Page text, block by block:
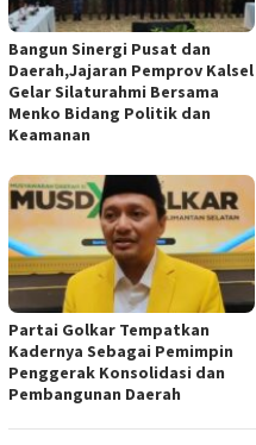
Bangun Sinergi Pusat dan
Daerah,Jajaran Pemprov Kalsel
Gelar Silaturahmi Bersama
Menko Bidang Politik dan
Keamanan
Partai Golkar Tempatkan
Kadernya Sebagai Pemimpin
Penggerak Konsolidasi dan
Pembangunan Daerah